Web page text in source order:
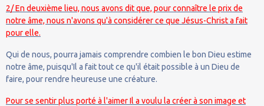
2/ En deuxième lieu, nous avons dit que, pour connaître le prix de
notre âme, nous n'avons qu'à considérer ce que Jésus-Christ a fait
pour elle.
Qui de nous, pourra jamais comprendre combien le bon Dieu estime
notre âme, puisqu'Il a fait tout ce qu'il était possible à un Dieu de
faire, pour rendre heureuse une créature.
Pour se sentir plus porté à l'aimer Il a voulu la créer à son image et